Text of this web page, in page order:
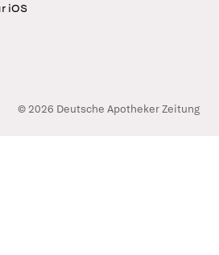
iOS
© 2026 Deutsche Apotheker Zeitung